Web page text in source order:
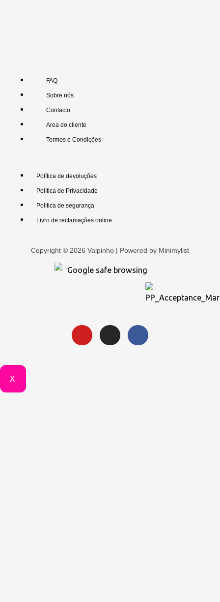
FAQ
Sobre nós
Contacto
Area do cliente
Termos e Condições
Política de devoluções
Política de Privacidade
Política de segurança
Livro de reclamações online
Copyright © 2026 Valpinho | Powered by Minimylist
X